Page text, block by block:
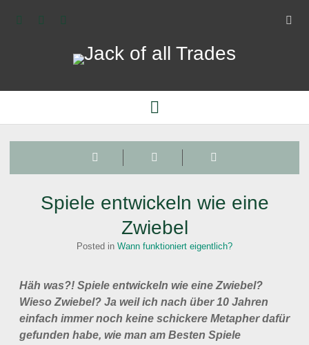
twitter linkedin
Jack
Trades
MYRIEL BALZER
JACK OF ALL TRADES | BLOG
ÜBER JACK OF ALL TRADES
open
menu
Spiele entwickeln wie eine
Zwiebel
Posted in Wann funktioniert eigentlich?
Häh was?! Spiele entwickeln wie eine Zwiebel?
Wieso Zwiebel? Ja weil ich nach über 10 Jahren
einfach immer noch keine schickere Metapher dafür
gefunden habe, wie man am Besten Spiele